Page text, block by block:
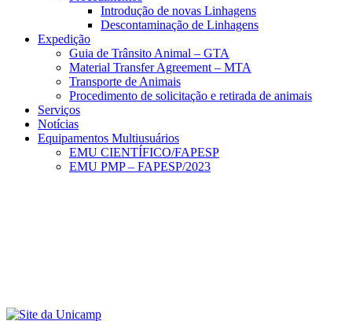
Introdução de novas Linhagens
Descontaminação de Linhagens
Expedição
Guia de Trânsito Animal – GTA
Material Transfer Agreement – MTA
Transporte de Animais
Procedimento de solicitação e retirada de animais
Serviços
Notícias
Equipamentos Multiusuários
EMU CIENTÍFICO/FAPESP
EMU PMP – FAPESP/2023